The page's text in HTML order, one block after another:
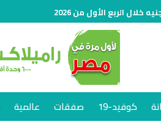
كوفيد-19 صفقات عالمية